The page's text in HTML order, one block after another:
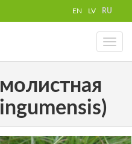
EN LV RU
Toggle